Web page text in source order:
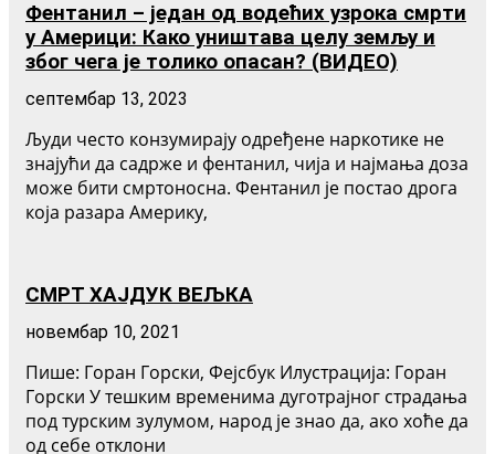
Фентанил – један од водећих узрока смрти
у Америци: Како уништава целу земљу и
због чега је толико опасан? (ВИДЕО)
септембар 13, 2023
Људи често конзумирају одређене наркотике не
знајући да садрже и фентанил, чија и најмања доза
може бити смртоносна. Фентанил је постао дрога
која разара Америку,
СМРТ ХАЈДУК ВЕЉКА
новембар 10, 2021
Пише: Горан Горски, Фејсбук Илустрација: Горан
Горски У тешким временима дуготрајног страдања
под турским зулумом, народ је знао да, ако хоће да
од себе отклони